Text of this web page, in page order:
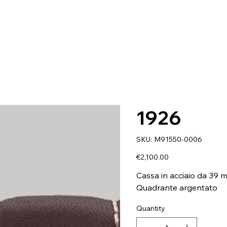
1926
SKU: SKU
M91550-
M91550-0006
Price
€2,100.00
Cassa in acciaio da 39
Quadrante argentato
Quantity